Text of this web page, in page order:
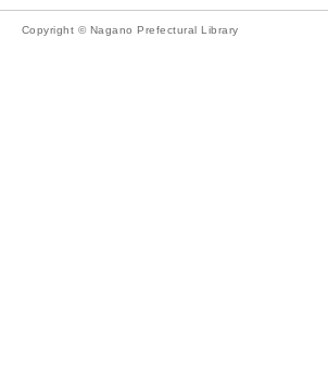
Copyright © Nagano Prefectural Library